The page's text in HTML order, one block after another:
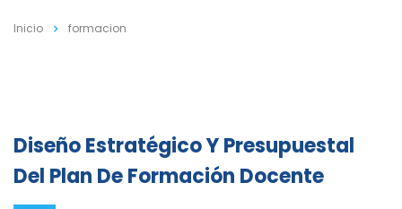
Inicio formacion
Diseño Estratégico Y Presupuestal
Del Plan De Formación Docente